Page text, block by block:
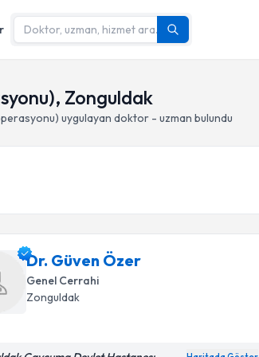
Zonguldak
uygulayan doktor - uzman bulundu
Dr. Güven Özer
Genel Cerrahi
Zonguldak